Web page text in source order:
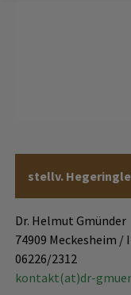
stellv.
Dr. Helmut Gmünder
74909 Meckesheim /
06226/2312
kontakt(at)dr-